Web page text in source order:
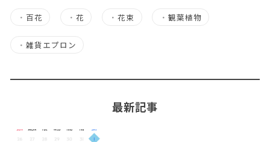
・ 百花 ・花 ・花束 ・ 観葉植物
・ 雑貨エプロン
最新記事